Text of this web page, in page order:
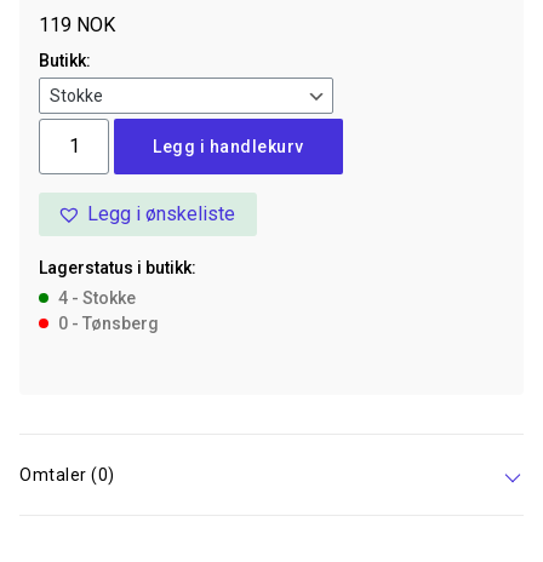
119 NOK
Butikk:
Hamster
400
antall
Legg i handlekurv
Legg i ønskeliste
Lagerstatus i butikk:
4 - Stokke
0 - Tønsberg
Omtaler (0)